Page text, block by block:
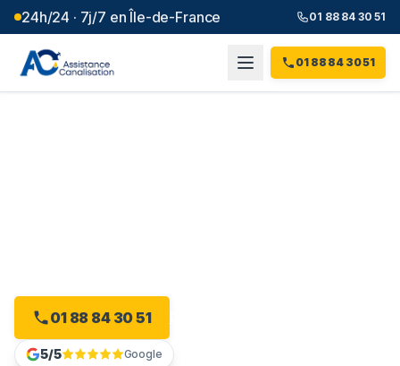
24h/24 · 7j/7 en Île-de-France 01 88 84 30 51
01 88 84 30 51
01 88 84 30 51
5/5 Google